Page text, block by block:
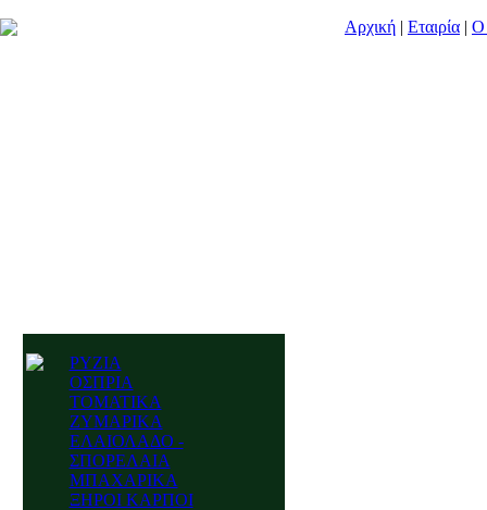
Αρχική | Εταιρία | Ο
ΡΥΖΙΑ
ΟΣΠΡΙΑ
ΤΟΜΑΤΙΚΑ
ΖΥΜΑΡΙΚΑ
ΕΛΑΙΟΛΑΔΟ -
ΣΠΟΡΕΛΑΙΑ
ΜΠΑΧΑΡΙΚΑ
ΞΗΡΟΙ ΚΑΡΠΟΙ